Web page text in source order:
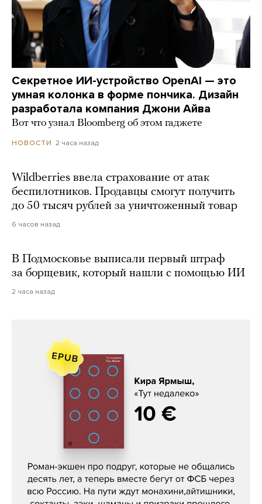
Секретное ИИ-устройство OpenAI — это
умная колонка в форме пончика. Дизайн
разработала компания Джони Айва
Вот что узнал Bloomberg об этом гаджете
НОВОСТИ 2 часа назад
Wildberries ввела страхование от атак
беспилотников. Продавцы смогут получить
до 50 тысяч рублей за уничтоженный товар
6 часов назад
В Подмосковье выписали первый штраф
за борщевик, который нашли с помощью ИИ
2 часа назад
Кира Ярмыш, «Тут недалеко»